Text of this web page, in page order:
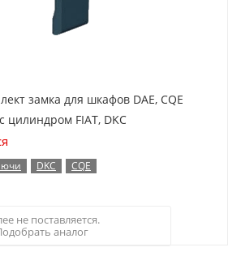
замка для шкафов DAE, CQE
цилиндром FIAT, DKC
DKC CQE
не поставляется.
аналог